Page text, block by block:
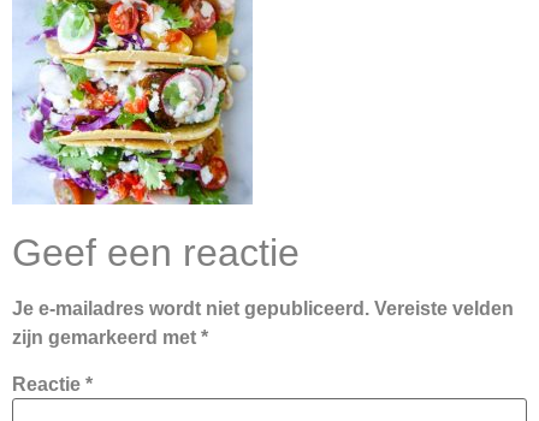
Geef een reactie
Je e-mailadres wordt niet gepubliceerd. Vereiste velden
zijn gemarkeerd met *
Reactie *